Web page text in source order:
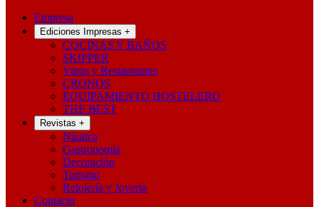
Empresa
Ediciones Impresas +
COCINAS Y BAÑOS
SKIPPER
Vinos y Restaurantes
CRONOS
EQUIPAMIENTO HOSTELERO
THE BEST
Revistas +
Náutica
Gastronomía
Decoración
Turismo
Relojería y Joyería
Contacto